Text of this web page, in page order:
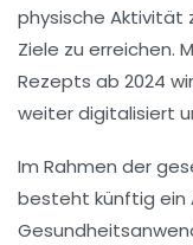
physische Aktivität
Ziele zu erreichen.
Rezepts ab 2024
weiter digitalisiert
Im Rahmen der
besteht künftig ein